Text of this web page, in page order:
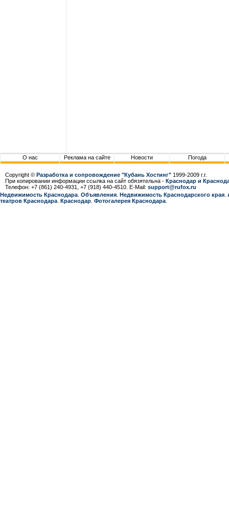
О нас Реклама на сайте Новости Погода
Copyright © Разработка и сопровождение "Кубань Хостинг" 1999-2009 г.г.
При копировании информации ссылка на сайт обязятельна - Краснодар и
Телефон: +7 (861) 240-4931, +7 (918) 440-4510. E-Mail: support@rufox.ru
Недвижимость Краснодара Объявления Недвижимость Краснодарcкого края
театров Краснодара Краснодар Фотогалерея Краснодара